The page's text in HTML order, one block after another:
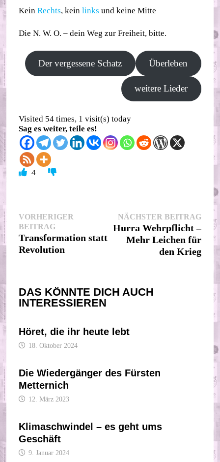
KeinRechts, keinlinks und keine Mitte
Die N. W. O. – dein Weg zur Freiheit, bitte.
Der vergessene Schatz Überleben
weitere Lieder
Visited 54 times, 1 visit(s) today
Sag es weiter, teile es!
4
Beitragsnavigation
VORHERIGER
BEITRAGVorheriger
Beitrag:
Transformation statt
Revolution
NÄCHSTER BEITRAG
Hurra Wehrpflicht –
Mehr Leichen für
den Krieg
DAS KÖNNTE DICH AUCH
INTERESSIEREN
Höret, die ihr heute lebt
18. Oktober 2024
Die Wiedergänger des Fürsten
Metternich
12. März 2023
Klimaschwindel – es geht ums
Geschäft
9. Januar 2024